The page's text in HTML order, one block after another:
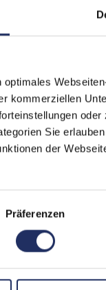
kommerziellen
Sie
der
Präferenzen